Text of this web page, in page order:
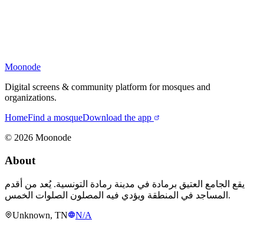
Moonode
Digital screens & community platform for mosques and
organizations.
HomeFind a mosqueDownload the app
© 2026 Moonode
About
يقع الجامع العتيق برمادة في مدينة رمادة التونسية. يُعد من أقدم
المساجد في المنطقة ويؤدي فيه المصلون الصلوات الخمس.
Unknown, TN
N/A